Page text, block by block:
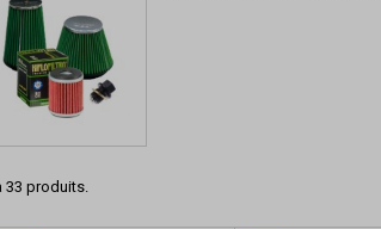
33 produits.